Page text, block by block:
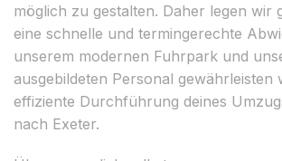
möglich zu gestalten. Daher legen wir
eine schnelle und termingerechte
unserem modernen Fuhrpark und
ausgebildeten Personal gewährleisten
effiziente Durchführung deines
nach Exeter.